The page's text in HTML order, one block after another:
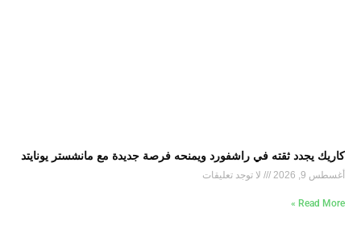
كاريك يجدد ثقته في راشفورد ويمنحه فرصة جديدة مع مانشستر يونايتد
أغسطس 9, 2026 لا توجد تعليقات
Read More »